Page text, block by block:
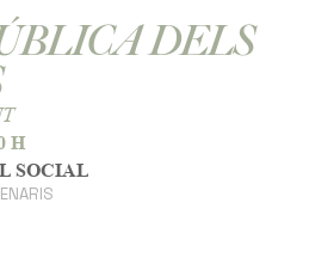
DELS
H
SOCIAL